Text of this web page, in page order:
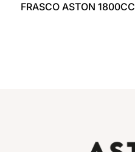
FRASCO ASTON 1800CC